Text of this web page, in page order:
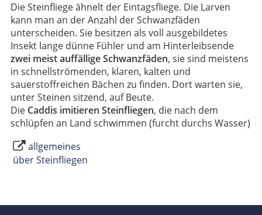
Die Steinfliege ähnelt der Eintagsfliege. Die Larven
kann man an der Anzahl der Schwanzfäden
unterscheiden. Sie besitzen als voll ausgebildetes
Insekt lange dünne Fühler und am Hinterleibsende
zwei meist auffällige Schwanzfäden, sie sind meistens
in schnellströmenden, klaren, kalten und
sauerstoffreichen Bächen zu finden. Dort warten sie,
unter Steinen sitzend, auf Beute.
DieCaddis imitieren Steinfliegen, die nach dem
schlüpfen an Land schwimmen (furcht durchs Wasser)
allgemeines
über Steinfliegen